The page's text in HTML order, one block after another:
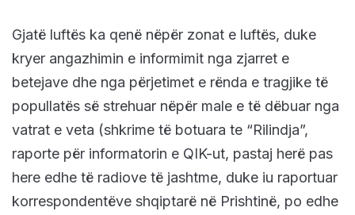
Gjatë luftës ka qenë nëpër zonat e luftës, duke
kryer angazhimin e informimit nga zjarret e
betejave dhe nga përjetimet e rënda e tragjike të
popullatës së strehuar nëpër male e të dëbuar nga
vatrat e veta (shkrime të botuara te “Rilindja”,
raporte për informatorin e QIK-ut, pastaj herë pas
here edhe të radiove të jashtme, duke iu raportuar
korrespondentëve shqiptarë në Prishtinë, po edhe